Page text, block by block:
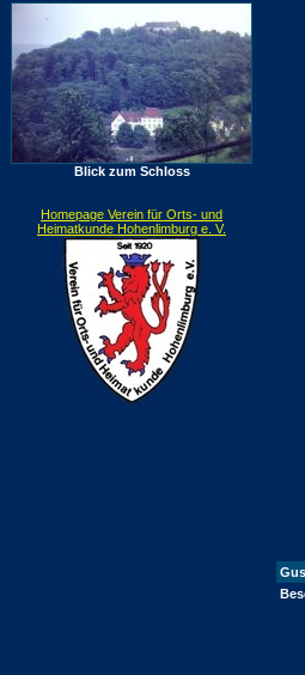
Blick zum Schloss
Homepage Verein für Orts- und
Heimatkunde Hohenlimburg e. V.